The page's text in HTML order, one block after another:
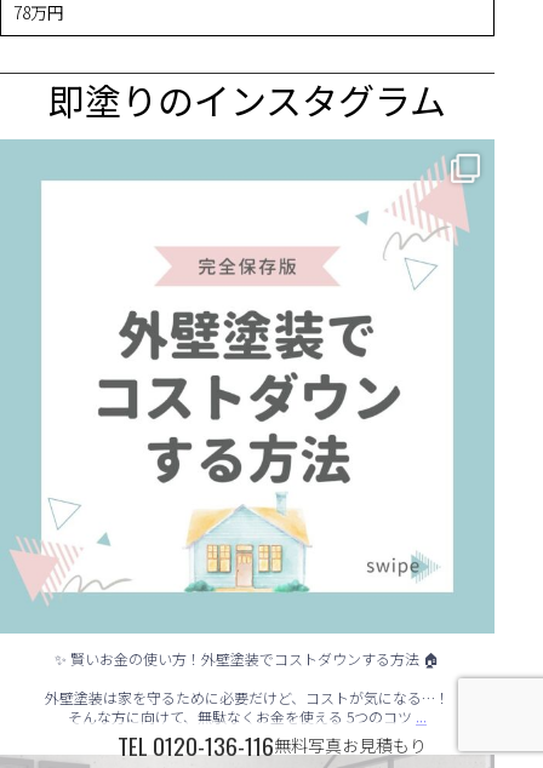
78万円
即塗りのインスタグラム
✨ 賢いお金の使い方！外壁塗装でコストダウンする方法 🏠
✨ 賢いお金の使い方！外壁塗装でコストダウンする方法 🏠
外壁塗装は家を守るために必要だけど、コストが気になる…！
そんな方に向けて、無駄なくお金を使える 5つのコツ ...
TEL 0120-136-116無料写真お見積もり